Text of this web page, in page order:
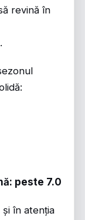
revină în
peste 7.0
în atenția